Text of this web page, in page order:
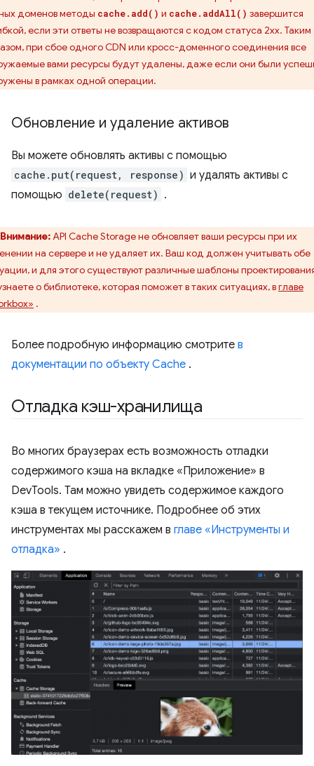
доменов методы cache.add() и cache.addAll() завершится
если эти ответы не возвращаются с кодом статуса 2xx. Таким
при сбое одного CDN или кросс-доменного соединения все
вами ресурсы будут удалены, даже если они были
в рамках одной операции.
Обновление и удаление активов
Вы можете обновлять активы с помощью
cache.put(request, response) и удалять активы с
помощью delete(request) .
Внимание:API Cache Storage не обновляет ваши ресурсы при их
на сервере и не удаляет их. Ваш код должен учитывать обе
и для этого существуют различные шаблоны
о библиотеке, которая поможет в таких ситуациях, вглаве
.
Более подробную информацию смотрите в
документации по объекту Cache .
Отладка кэш-хранилища
Во многих браузерах есть возможность отладки
содержимого кэша на вкладке «Приложение» в
DevTools. Там можно увидеть содержимое каждого
кэша в текущем источнике. Подробнее об этих
инструментах мы расскажем в главе «Инструменты и
отладка» .